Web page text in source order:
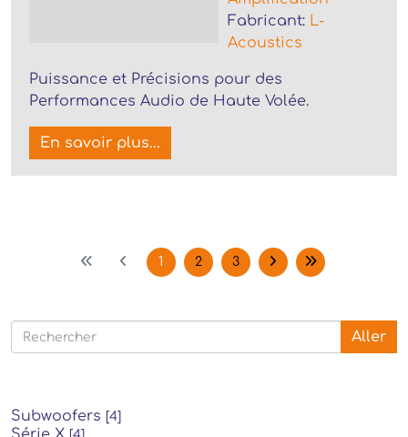
Fabricant: L-
Acoustics
Puissance et Précisions pour des
Performances Audio de Haute Volée.
En savoir plus...
1 2 3
Aller
Subwoofers [4]